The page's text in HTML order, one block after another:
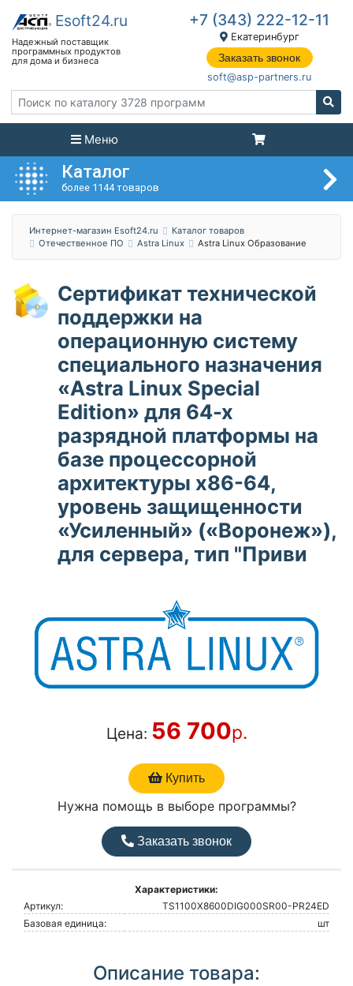
+7 (343) 222-12-11
Екатеринбург
Заказать звонок
soft@asp-partners.ru
Меню
Каталог
более 1144 товаров
Интернет-магазин Esoft24.ru
Каталог товаров
Отечественное ПО
Astra Linux Astra Linux Образование
Сертификат технической
поддержки на
операционную систему
специального назначения
«Astra Linux Special
Edition» для 64-х
разрядной платформы на
базе процессорной
архитектуры x86-64,
уровень защищенности
«Усиленный» («Воронеж»),
для сервера, тип "Приви
Цена: 56 700р.
Купить
Нужна помощь в выборе программы?
Заказать звонок
Характеристики:
Артикул:
TS1100Х8600DIG000SR00-PR24ED
Базовая единица:
шт
Описание товара: